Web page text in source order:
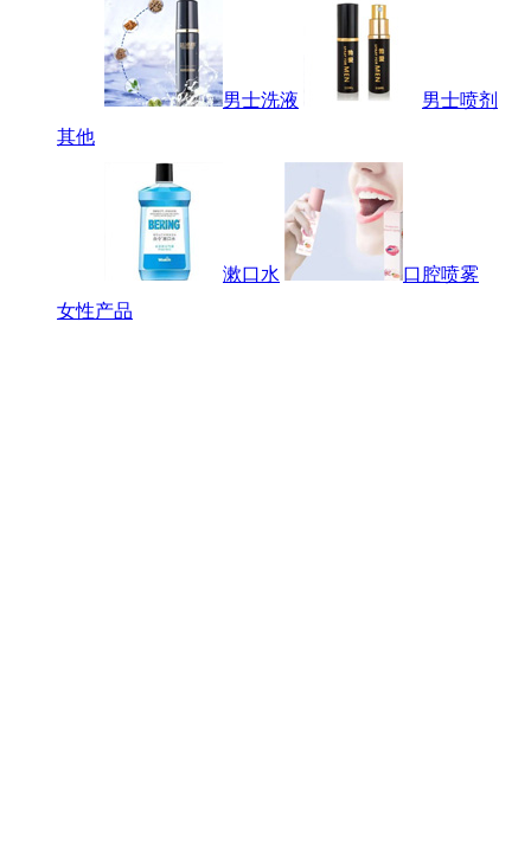
男士洗液
男士喷剂
其他
漱口水
口腔喷雾
女性产品